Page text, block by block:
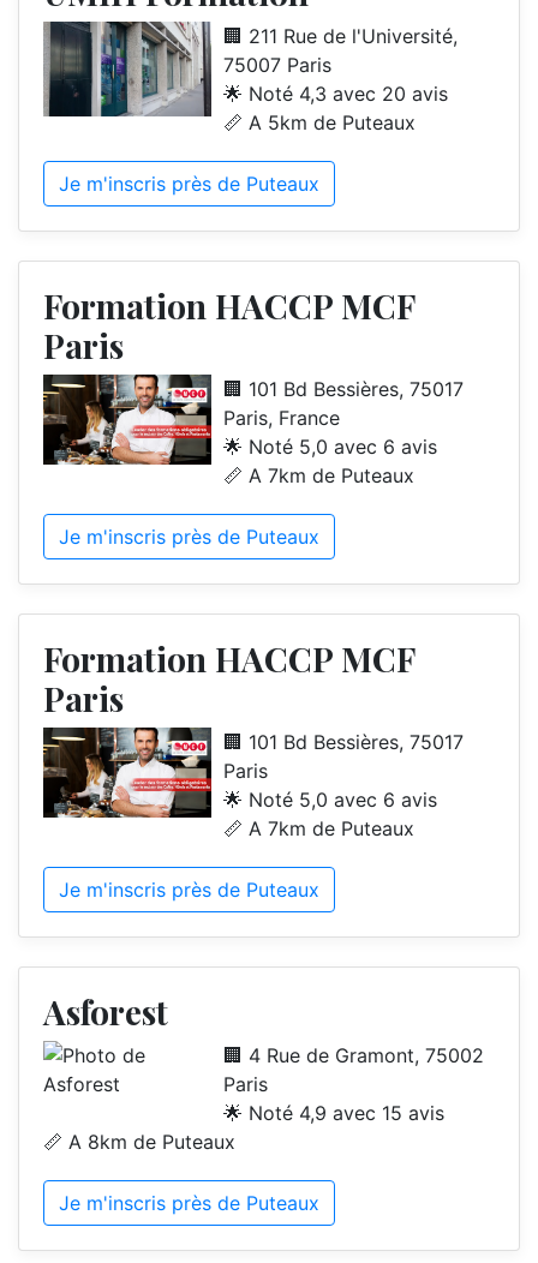
🏢 211 Rue de l'Université,
75007 Paris
🌟 Noté 4,3 avec 20 avis
📏 A 5km de Puteaux
Je m'inscris près de Puteaux
Formation HACCP MCF
Paris
🏢 101 Bd Bessières, 75017
Paris, France
🌟 Noté 5,0 avec 6 avis
📏 A 7km de Puteaux
Je m'inscris près de Puteaux
Formation HACCP MCF
Paris
🏢 101 Bd Bessières, 75017
Paris
🌟 Noté 5,0 avec 6 avis
📏 A 7km de Puteaux
Je m'inscris près de Puteaux
Asforest
🏢 4 Rue de Gramont, 75002
Paris
🌟 Noté 4,9 avec 15 avis
📏 A 8km de Puteaux
Je m'inscris près de Puteaux